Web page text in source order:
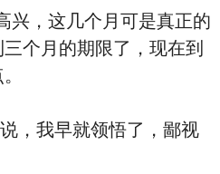
，这几个月可是真正的
个月的期限了，现在到
我早就领悟了，鄙视